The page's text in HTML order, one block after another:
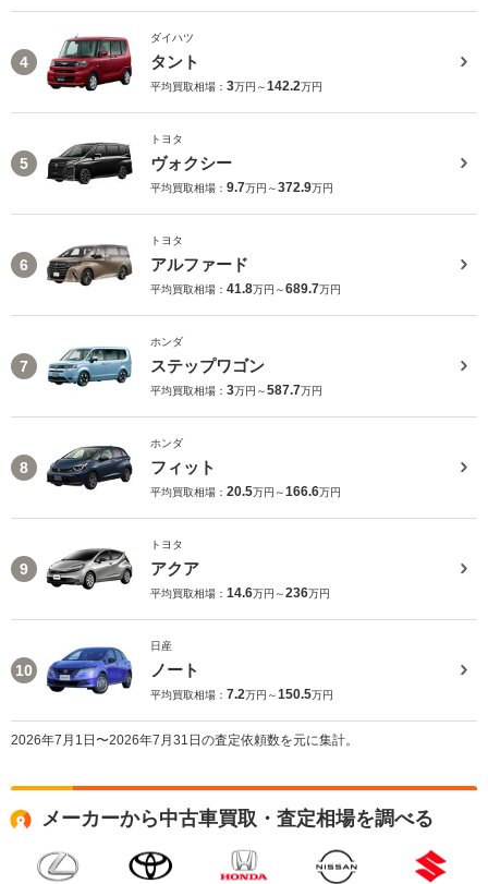
4
ダイハツ
タント
平均買取相場： 3万円～142.2万円
5
トヨタ
ヴォクシー
平均買取相場： 9.7万円～372.9万円
6
トヨタ
アルファード
平均買取相場： 41.8万円～689.7万円
7
ホンダ
ステップワゴン
平均買取相場： 3万円～587.7万円
8
ホンダ
フィット
平均買取相場： 20.5万円～166.6万円
9
トヨタ
アクア
平均買取相場： 14.6万円～236万円
10
日産
ノート
平均買取相場： 7.2万円～150.5万円
2026年7月1日〜2026年7月31日の査定依頼数を元に集計。
メーカーから中古車買取・査定相場を調べる